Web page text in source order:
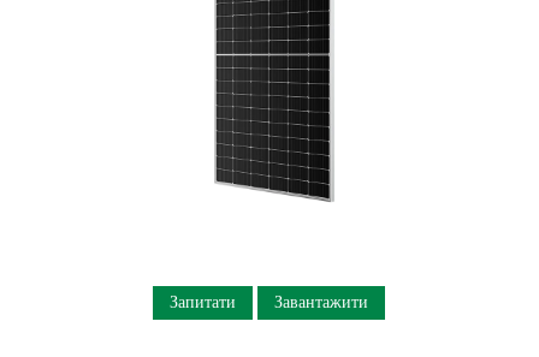
Запитати Завантажити